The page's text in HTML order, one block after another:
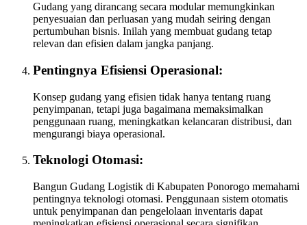
Gudang yang dirancang secara modular memungkinkan
penyesuaian dan perluasan yang mudah seiring dengan
pertumbuhan bisnis. Inilah yang membuat gudang tetap
relevan dan efisien dalam jangka panjang.
Pentingnya Efisiensi Operasional:
Konsep gudang yang efisien tidak hanya tentang ruang
penyimpanan, tetapi juga bagaimana memaksimalkan
penggunaan ruang, meningkatkan kelancaran distribusi, dan
mengurangi biaya operasional.
Teknologi Otomasi:
Bangun Gudang Logistik di Kabupaten Ponorogo memahami
pentingnya teknologi otomasi. Penggunaan sistem otomatis
untuk penyimpanan dan pengelolaan inventaris dapat